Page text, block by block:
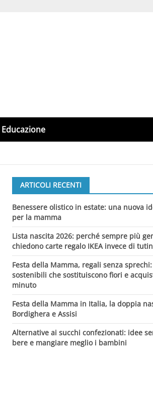
Educazione
ARTICOLI RECENTI
Benessere olistico in estate: una nuova
per la mamma
Lista nascita 2026: perché sempre più
chiedono carte regalo IKEA invece di
Festa della Mamma, regali senza
sostenibili che sostituiscono fiori e
minuto
Festa della Mamma in Italia, la doppia
Bordighera e Assisi
Alternative ai succhi confezionati: idee
bere e mangiare meglio i bambini